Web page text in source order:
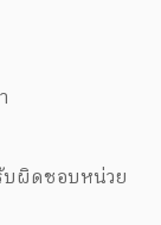
ผิดชอบหน่วย